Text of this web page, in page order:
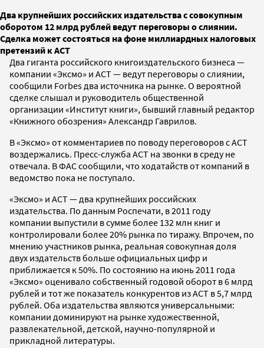
Два крупнейших российских издательства с совокупным
оборотом 12 млрд рублей ведут переговоры о слиянии.
Сделка может состояться на фоне миллиардных налоговых
претензий к АСТ
Два гиганта российского книгоиздательского бизнеса —
компании «Эксмо» и АСТ — ведут переговоры о слиянии,
сообщили Forbes два источника на рынке. О вероятной
сделке слышал и руководитель общественной
организации «Институт книги», бывший главный редактор
«Книжного обозрения» Александр Гаврилов.
В «Эксмо» от комментариев по поводу переговоров с АСТ
воздержались. Пресс-служба АСТ на звонки в среду не
отвечала. В ФАС сообщили, что ходатайств от компаний в
ведомство пока не поступало.
«Эксмо» и АСТ — два крупнейших российских
издательства. По данным Роспечати, в 2011 году
компании выпустили в сумме более 132 млн книг и
контролировали более 20% рынка по тиражу. Впрочем, по
мнению участников рынка, реальная совокупная доля
двух издательств больше официальных цифр и
приближается к 50%. По состоянию на июнь 2011 года
«Эксмо» оценивало собственный годовой оборот в 6 млрд
рублей и тот же показатель конкурентов из АСТ в 5,7 млрд
рублей. Оба издательства являются универсальными:
компании доминируют на рынке художественной,
развлекательной, детской, научно-популярной и
прикладной литературы.